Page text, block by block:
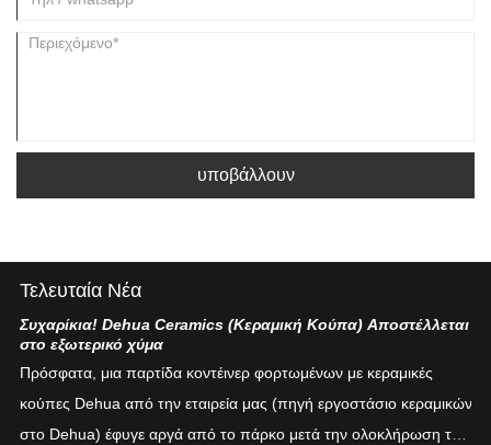
υποβάλλουν
Τελευταία Νέα
Συχαρίκια! Dehua Ceramics (Κεραμική Κούπα) Αποστέλλεται
στο εξωτερικό χύμα
Πρόσφατα, μια παρτίδα κοντέινερ φορτωμένων με κεραμικές
κούπες Dehua από την εταιρεία μας (πηγή εργοστάσιο κεραμικών
στο Dehua) έφυγε αργά από το πάρκο μετά την ολοκλήρωση του